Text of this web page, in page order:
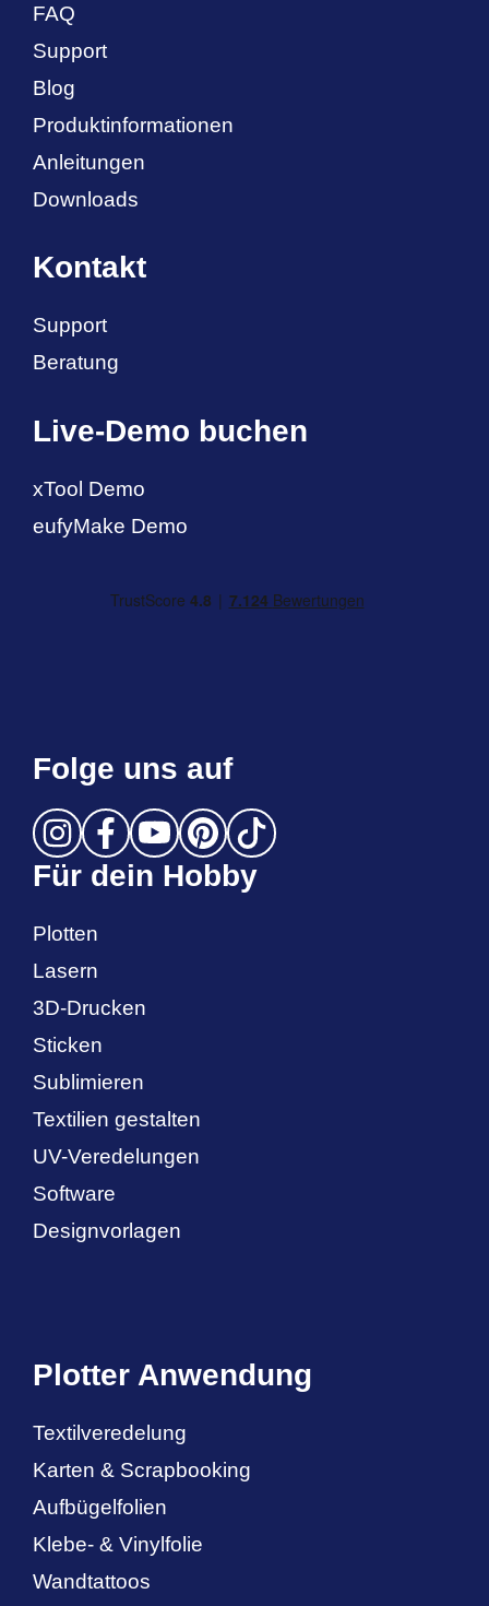
FAQ
Support
Blog
Produktinformationen
Anleitungen
Downloads
Kontakt
Support
Beratung
Live-Demo buchen
xTool Demo
eufyMake Demo
Folge uns auf
Für dein Hobby
Plotten
Lasern
3D-Drucken
Sticken
Sublimieren
Textilien gestalten
UV-Veredelungen
Software
Designvorlagen
Plotter Anwendung
Textilveredelung
Karten & Scrapbooking
Aufbügelfolien
Klebe- & Vinylfolie
Wandtattoos